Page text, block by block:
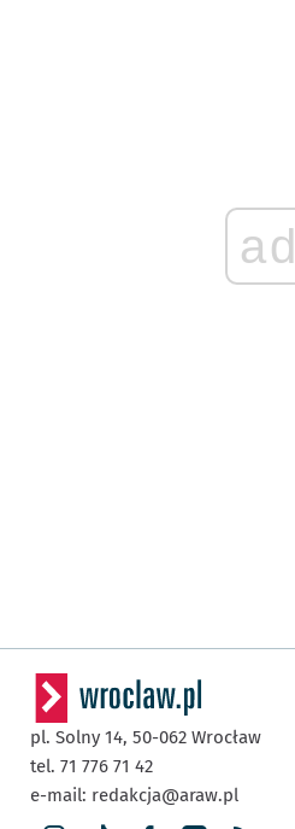
ad
pl. Solny 14, 50-062 Wrocław
tel. 71 776 71 42
e-mail: redakcja@araw.pl